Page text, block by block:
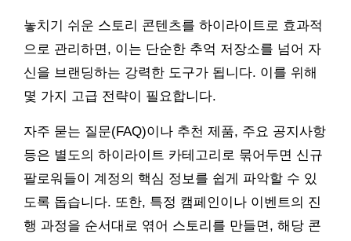
놓치기 쉬운 스토리 콘텐츠를 하이라이트로 효과적
으로 관리하면, 이는 단순한 추억 저장소를 넘어 자
신을 브랜딩하는 강력한 도구가 됩니다. 이를 위해
몇 가지 고급 전략이 필요합니다.
자주 묻는 질문(FAQ)이나 추천 제품, 주요 공지사항
등은 별도의 하이라이트 카테고리로 묶어두면 신규
팔로워들이 계정의 핵심 정보를 쉽게 파악할 수 있
도록 돕습니다. 또한, 특정 캠페인이나 이벤트의 진
행 과정을 순서대로 엮어 스토리를 만들면, 해당 콘